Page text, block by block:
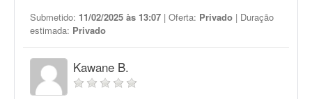
Submetido: 11/02/2025 às 13:07 | Oferta: Privado | Duração
estimada: Privado
Kawane B.